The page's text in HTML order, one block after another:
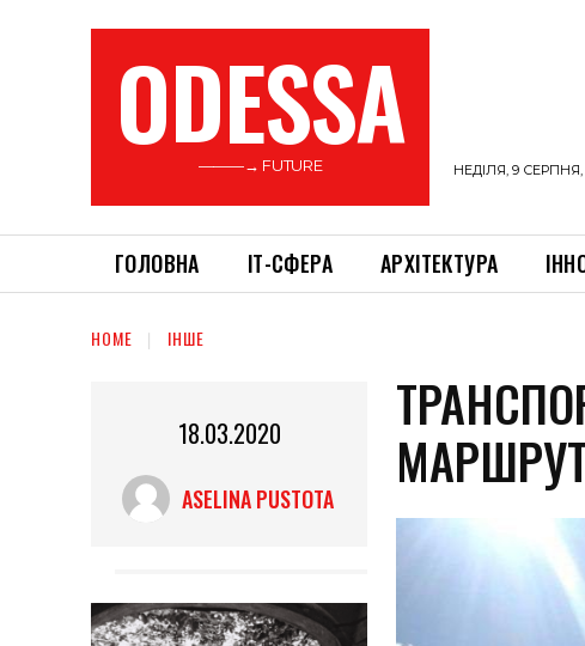
ODESSA
———→ FUTURE НЕДІЛЯ, 9 СЕРПНЯ,
ГОЛОВНА ІТ-СФЕРА АРХІТЕКТУРА
HOME ІНШЕ
18.03.2020
ASELINA PUSTOTA